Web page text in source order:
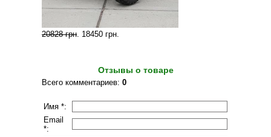
20828 грн. 18450 грн.
Отзывы о товаре
Всего комментариев: 0
Имя *:
Email
*: